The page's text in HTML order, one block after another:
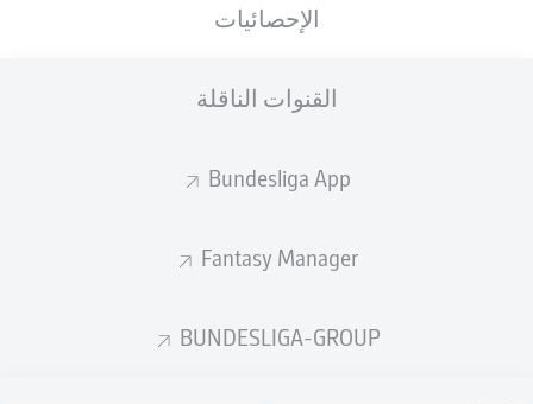
الإحصائيات
القنوات الناقلة
Bundesliga App
Fantasy Manager
BUNDESLIGA-GROUP
إحصائيات موسم 2025/2026